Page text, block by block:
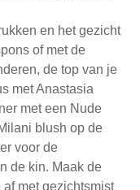
en het gezicht
of met de
de top van je
met Anastasia
met een Nude
blush op de
voor de
de kin. Maak de
met gezichtsmist